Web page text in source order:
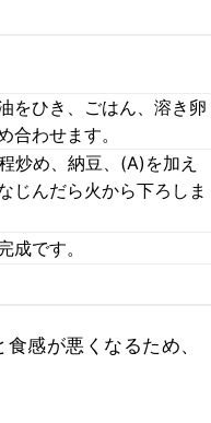
をひき、ごはん、溶き卵
合わせます。
炒め、納豆、(A)を加え
じんだら火から下ろしま
成です。
感が悪くなるため、